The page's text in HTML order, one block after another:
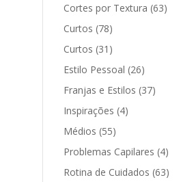
Cortes por Textura (63)
Curtos (78)
Curtos (31)
Estilo Pessoal (26)
Franjas e Estilos (37)
Inspirações (4)
Médios (55)
Problemas Capilares (4)
Rotina de Cuidados (63)